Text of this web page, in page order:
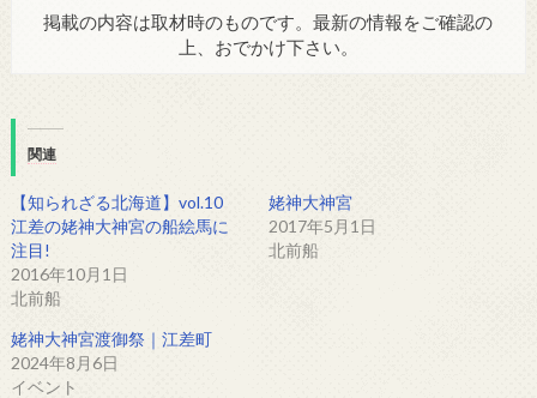
掲載の内容は取材時のものです。最新の情報をご確認の
上、おでかけ下さい。
関連
【知られざる北海道】vol.10
江差の姥神大神宮の船絵馬に
注目!
2016年10月1日
北前船
姥神大神宮
2017年5月1日
北前船
姥神大神宮渡御祭｜江差町
2024年8月6日
イベント